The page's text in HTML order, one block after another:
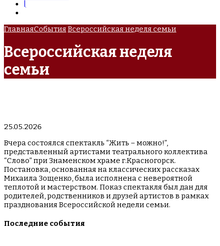
ГлавнаяСобытияВсероссийская неделя семьи
Всероссийская неделя
семьи
25.05.2026
Вчера состоялся спектакль “Жить – можно!”,
представленный артистами театрального коллектива
“Слово” при Знаменском храме г.Красногорск.
Постановка, основанная на классических рассказах
Михаила Зощенко, была исполнена с невероятной
теплотой и мастерством. Показ спектакля был дан для
родителей, родственников и друзей артистов в рамках
празднования Всероссийской недели семьи.
Последние события